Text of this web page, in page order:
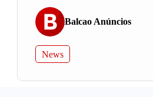
Balcao Anúncios
News